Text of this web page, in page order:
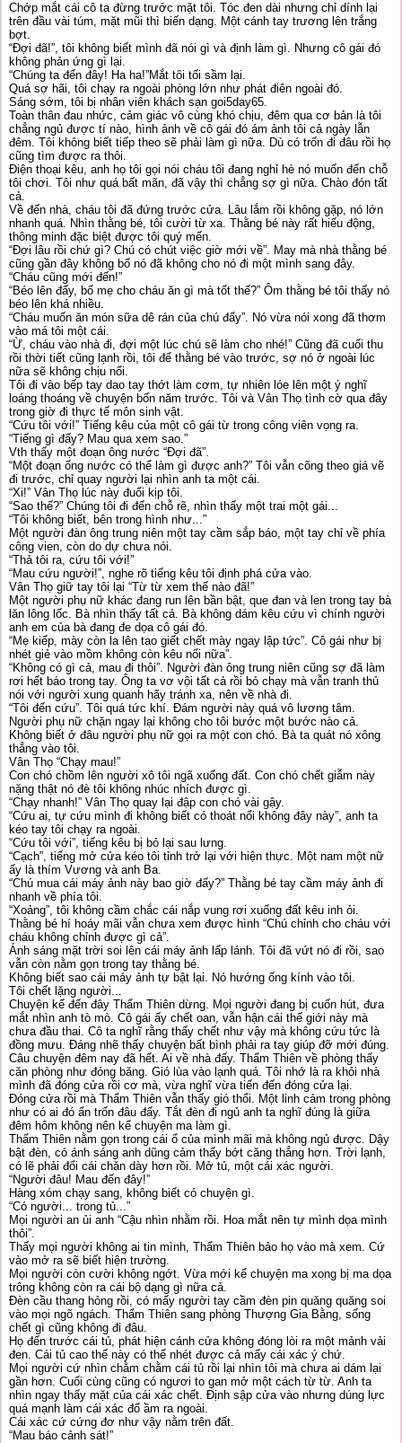
Chớp mắt cái cô ta đừng trước mặt tôi. Tóc đen dài nhưng chỉ dính lại
trên đầu vài túm, mặt mũi thì biến dạng. Một cánh tay trương lên trắng
bợt.
“Đợi đã!”, tôi không biết mình đã nói gì và định làm gì. Nhưng cô gái đó
không phản ứng gì lại.
“Chúng ta đến đây! Ha ha!”Mắt tôi tối sầm lại.
Quá sợ hãi, tôi chạy ra ngoài phòng lớn như phát điên ngoài đó.
Sáng sớm, tôi bị nhân viên khách sạn goi5day65.
Toàn thân đau nhức, cảm giác vô cùng khó chịu, đêm qua cơ bản là tôi
chẳng ngủ được tí nào, hình ảnh về cô gái đó ám ảnh tôi cả ngày lẫn
đêm. Tôi không biết tiếp theo sẽ phải làm gì nữa. Dù có trốn đi đâu rồi họ
cũng tìm được ra thôi.
Điện thoại kêu, anh họ tôi gọi nói cháu tôi đang nghỉ hè nó muốn đến chỗ
tôi chơi. Tôi như quá bất mãn, đã vậy thì chẳng sợ gì nữa. Chào đón tất
cả.
Về đến nhà, cháu tôi đã đứng trước cửa. Lâu lắm rồi không gặp, nó lớn
nhanh quá. Nhìn thằng bé, tôi cười từ xa. Thằng bé này rất hiếu động,
thông minh đặc biệt được tôi quý mến.
“Đợi lâu rồi chứ gì? Chú có chút việc giờ mới về”. May mà nhà thằng bé
cũng gần đây không bố nó đã không cho nó đi một mình sang đây.
“Cháu cũng mới đến!”
“Béo lên đấy, bố mẹ cho cháu ăn gì mà tốt thế?” Ôm thằng bé tôi thấy nó
béo lên khá nhiều.
“Cháu muốn ăn món sữa dê rán của chú đấy”. Nó vừa nói xong đã thơm
vào má tôi một cái.
“Ừ, cháu vào nhà đi, đợi một lúc chú sẽ làm cho nhé!” Cũng đã cuối thu
rồi thời tiết cũng lạnh rồi, tôi để thằng bé vào trước, sợ nó ở ngoài lúc
nữa sẽ không chịu nổi.
Tôi đi vào bếp tay dao tay thớt làm cơm, tự nhiên lóe lên một ý nghĩ
loáng thoáng về chuyện bốn năm trước. Tôi và Vân Thọ tình cờ qua đây
trong giờ đi thực tế môn sinh vật.
“Cứu tôi với!” Tiếng kêu của một cô gái từ trong công viên vọng ra.
“Tiếng gì đấy? Mau qua xem sao.”
Vth thấy một đoạn ông nước “Đợi đã”.
“Một đoạn ống nước có thể làm gì được anh?” Tôi vẫn cõng theo giá vẽ
đi trước, chỉ quay người lại nhìn anh ta một cái.
“Xi!” Vân Thọ lúc này đuổi kịp tôi.
“Sao thế?” Chúng tôi đi đến chỗ rẽ, nhìn thấy một trai một gái...
“Tôi không biết, bên trong hình như...”
Một người đàn ông trung niên một tay cầm sắp báo, một tay chỉ về phía
công vien, còn do dự chưa nói.
“Thả tôi ra, cứu tôi với!”
“Mau cứu người!”, nghe rõ tiếng kêu tôi định phá cửa vào.
Vân Thọ giữ tay tôi lại “Từ từ xem thế nào đã!”
Một người phụ nữ khác đang run lên bần bật, que đan và len trong tay bà
lăn lông lốc. Bà nhìn thấy tất cả. Bà không dám kêu cứu vì chính người
anh em của bà đang đe dọa cô gái đó.
“Mẹ kiếp, mày còn la lên tao giết chết mày ngay lập tức”. Cô gái như bị
nhét giẻ vào mồm không còn kêu nổi nữa”.
“Không có gì cả, mau đi thôi”. Người đàn ông trung niên cũng sợ đã làm
rơi hết báo trong tay. Ông ta vơ vội tất cả rồi bỏ chạy mà vẫn tranh thủ
nói với người xung quanh hãy tránh xa, nên về nhà đi.
“Tôi đến cứu”. Tôi quá tức khí. Đám người này quá vô lương tâm.
Người phụ nữ chặn ngay lại không cho tôi bước một bước nào cả.
Không biết ở đâu người phụ nữ gọi ra một con chó. Bà ta quát nó xông
thẳng vào tôi.
Vân Thọ “Chạy mau!”
Con chó chồm lên người xô tôi ngã xuống đất. Con chó chết giẫm này
nặng thật nó đè tôi không nhúc nhích được gì.
“Chạy nhanh!” Vân Thọ quay lại đập con chó vài gậy.
“Cứu ai, tự cứu mình đi không biết có thoát nổi không đây này”, anh ta
kéo tay tôi chạy ra ngoài.
“Cứu tôi với”, tiếng kêu bị bỏ lại sau lưng.
“Cạch”, tiếng mở cửa kéo tôi tỉnh trở lại với hiện thực. Một nam một nữ
ấy là thím Vương và anh Ba.
“Chú mua cái máy ảnh này bao giờ đấy?” Thằng bé tay cầm máy ảnh đi
nhanh về phía tôi.
“Xoảng”, tôi không cầm chắc cái nắp vung rơi xuống đất kêu inh ỏi.
Thằng bé hí hoáy mãi vẫn chưa xem được hình “Chú chỉnh cho cháu với
cháu không chỉnh được gì cả”.
Ánh sáng mặt trời soi lên cái máy ảnh lấp lánh. Tôi đã vứt nó đi rồi, sao
vẫn còn nằm gọn trong tay thằng bé.
Không biết sao cái máy ảnh tự bật lại. Nó hướng ống kính vào tôi.
Tôi chết lặng người...
Chuyện kể đến đây Thẩm Thiên dừng. Mọi người đang bị cuốn hút, đưa
mắt nhìn anh tò mò. Cô gái ấy chết oan, vẫn hận cái thế giới này mà
chưa đầu thai. Cô ta nghĩ rằng thấy chết như vậy mà không cứu tức là
đồng mưu. Đáng nhẽ thấy chuyện bất bình phải ra tay giúp đỡ mới đúng.
Câu chuyện đêm nay đã hết. Ai về nhà đấy. Thẩm Thiên về phòng thấy
căn phòng như đóng băng. Gió lùa vào lạnh quá. Tôi nhớ là ra khỏi nhà
mình đã đóng cửa rồi cơ mà, vừa nghĩ vừa tiến đến đóng cửa lại.
Đóng cửa rồi mà Thẩm Thiên vẫn thấy gió thổi. Một linh cảm trong phòng
như có ai đó ẩn trốn đâu đấy. Tắt đèn đi ngủ anh ta nghĩ đúng là giữa
đêm hôm không nên kể chuyện ma làm gì.
Thẩm Thiên nằm gọn trong cái ổ của mình mãi mà không ngủ được. Dậy
bật đèn, có ánh sáng anh dũng cảm thấy bớt căng thẳng hơn. Trời lạnh,
có lẽ phải đổi cái chăn dày hơn rồi. Mở tủ, một cái xác người.
“Người đâu! Mau đến đây!”
Hàng xóm chạy sang, không biết có chuyện gì.
“Có người... trong tủ...”
Mọi người an ủi anh “Cậu nhìn nhằm rồi. Hoa mắt nên tự mình dọa mình
thôi”.
Thấy mọi người không ai tin mình, Thẩm Thiên bảo họ vào mà xem. Cứ
vào mở ra sẽ biết hiện trường.
Mọi người còn cười không ngớt. Vừa mới kể chuyện ma xong bị ma dọa
trông không còn ra cái bộ dạng gì nữa cả.
Đèn cầu thang hỏng rồi, có mấy người tay cầm đèn pin quăng quăng soi
vào mọi ngõ ngách. Thẩm Thiên sang phòng Thượng Gia Bằng, sống
chết gì cũng không đi đâu.
Họ đến trước cái tủ, phát hiện cánh cửa không đóng lòi ra một mảnh vải
đen. Cái tủ cao thế này có thể nhét được cả mấy cái xác ý chứ.
Mọi người cứ nhìn chằm chằm cái tủ rồi lại nhìn tôi mà chưa ai dám lại
gần hơn. Cuối cùng cũng có ngươi to gan mở một cách từ từ. Anh ta
nhìn ngay thấy mặt của cái xác chết. Định sập cửa vào nhưng dúng lực
quá mạnh làm cái xác đổ ầm ra ngoài.
Cái xác cứ cứng đơ như vậy nằm trên đất.
“Mau báo cảnh sát!”